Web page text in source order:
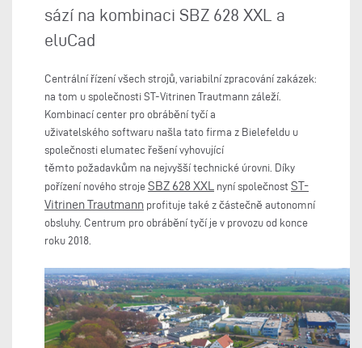
sází na kombinaci SBZ 628 XXL a
eluCad
Centrální řízení všech strojů, variabilní zpracování zakázek:
na tom u společnosti ST-Vitrinen Trautmann záleží.
Kombinací center pro obrábění tyčí a
uživatelského softwaru našla tato firma z Bielefeldu u
společnosti elumatec řešení vyhovující
těmto požadavkům na nejvyšší technické úrovni. Díky
pořízení nového stroje SBZ 628 XXL nyní společnost ST-
Vitrinen Trautmann profituje také z částečně autonomní
obsluhy. Centrum pro obrábění tyčí je v provozu od konce
roku 2018.